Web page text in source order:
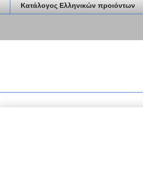
Κατάλογος Ελληνικών προιόντων